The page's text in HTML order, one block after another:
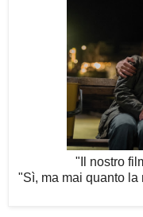
"Il nostro
"Sì, ma mai quanto